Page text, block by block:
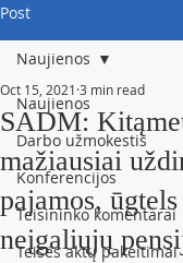
Post
Naujienos
Darbo užmokestis
Konferencijos
Teisininko komentarai
Teisės aktų pakeitimai
Naujienos
SADM:
mažiausiai
pajamos,
neįgaliųjų
Oct 15, 2021 3 min read